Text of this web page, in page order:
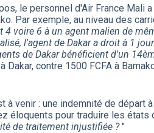
le personnel d'Air France Mali
Par exemple, au niveau des
4 voire 6 à un agent malien de
l'agent de Dakar a droit à 1
de Dakar bénéficient d'un
Dakar, contre 1500 FCFA à
venir : une indemnité de départ
éloquents pour traduire les états
de traitement injustifiée ?"